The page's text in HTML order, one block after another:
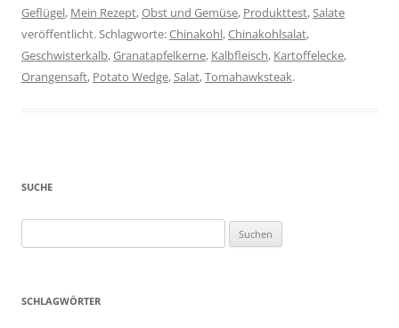
Geflügel, Mein Rezept,Obst und Gemüse, Produkttest,Salate
veröffentlicht. Schlagworte:Chinakohl,Chinakohlsalat,
Geschwisterkalb,Granatapfelkerne, Kalbfleisch, Kartoffelecke,
Orangensaft, Potato Wedge,Salat,Tomahawksteak.
SUCHE
nach:
SCHLAGWÖRTER